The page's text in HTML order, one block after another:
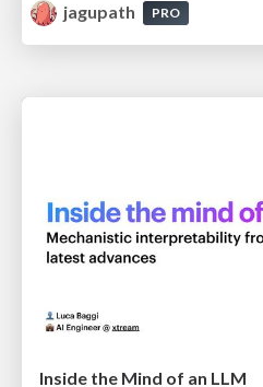
jagupath
PRO
Inside the Mind of an LLM